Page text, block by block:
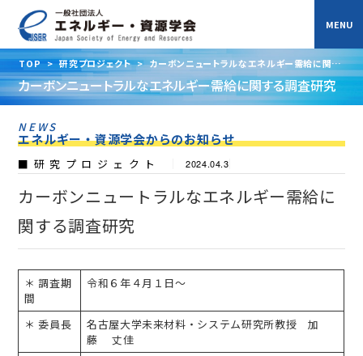
TOP > 研究プロジェクト > カーボンニュートラルなエネルギー需給に関す
る調査研究
カーボンニュートラルなエネルギー需給に関する調査研究
NEWS
エネルギー・資源学会からのお知らせ
研究プロジェクト 2024.04.3
カーボンニュートラルなエネルギー需給に
関する調査研究
＊ 調査期
間
令和６年４月１日〜
＊ 委員長
名古屋大学未来材料・システム研究所教授 加
藤 丈佳